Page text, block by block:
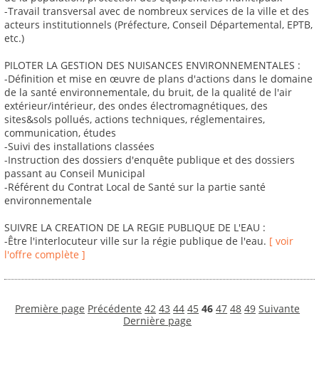
-Travail transversal avec de nombreux services de la ville et des
acteurs institutionnels (Préfecture, Conseil Départemental, EPTB,
etc.)
PILOTER LA GESTION DES NUISANCES ENVIRONNEMENTALES :
-Définition et mise en œuvre de plans d'actions dans le domaine
de la santé environnementale, du bruit, de la qualité de l'air
extérieur/intérieur, des ondes électromagnétiques, des
sites&sols pollués, actions techniques, réglementaires,
communication, études
-Suivi des installations classées
-Instruction des dossiers d'enquête publique et des dossiers
passant au Conseil Municipal
-Référent du Contrat Local de Santé sur la partie santé
environnementale
SUIVRE LA CREATION DE LA REGIE PUBLIQUE DE L'EAU :
-Être l'interlocuteur ville sur la régie publique de l'eau. [ voir
l'offre complète ]
Première page Précédente 42 43 44 45 46 47 48 49 Suivante
Dernière page